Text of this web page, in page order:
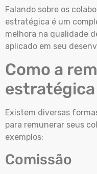
Falando sobre os
estratégica é um
melhora na qualidade
aplicado em seu
Como a
Existem diversas
para remunerar seus
exemplos:
Comissão